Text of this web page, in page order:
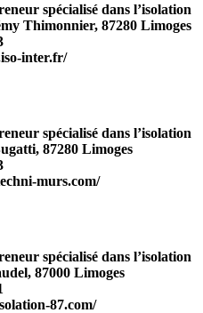
spécialisé dans l’isolation
Thimonnier, 87280 Limoges
inter.fr/
spécialisé dans l’isolation
87280 Limoges
murs.com/
spécialisé dans l’isolation
87000 Limoges
87.com/